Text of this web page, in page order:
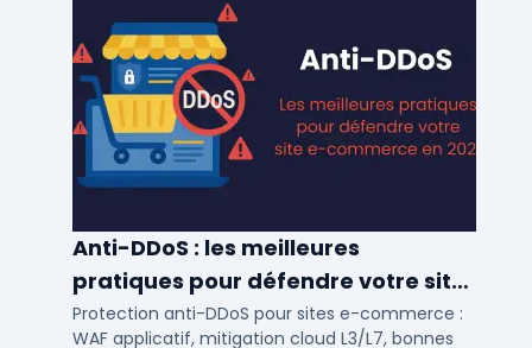
Anti-DDoS : les meilleures
pratiques pour défendre votre site
e-commerce en 2025
Protection anti-DDoS pour sites e-commerce :
WAF applicatif, mitigation cloud L3/L7, bonnes